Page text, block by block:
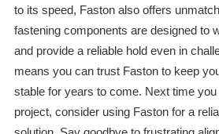
to its speed, Faston also offers
fastening components are designed to
and provide a reliable hold even in
means you can trust Faston to keep
stable for years to come. Next time
project, consider using Faston for a